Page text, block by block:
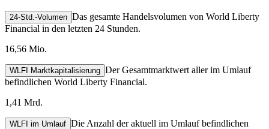
24-Std.-Volumen Das gesamte Handelsvolumen von World Liberty
Financial in den letzten 24 Stunden.
16,56 Mio.
WLFI Marktkapitalisierung Der Gesamtmarktwert aller im Umlauf
befindlichen World Liberty Financial.
1,41 Mrd.
WLFI im Umlauf Die Anzahl der aktuell im Umlauf befindlichen